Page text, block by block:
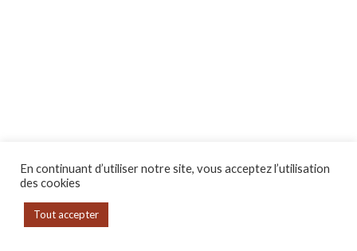
En continuant d’utiliser notre site, vous acceptez l’utilisation
des cookies
Tout accepter